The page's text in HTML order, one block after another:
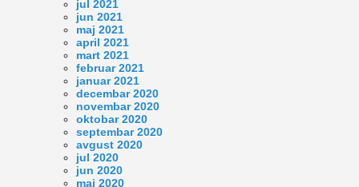
jul 2021
jun 2021
maj 2021
april 2021
mart 2021
februar 2021
januar 2021
decembar 2020
novembar 2020
oktobar 2020
septembar 2020
avgust 2020
jul 2020
jun 2020
maj 2020